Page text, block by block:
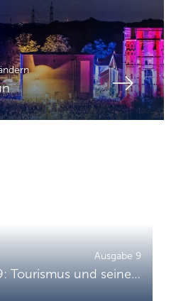
Ausgabe 9
Ausgabe 9: Tourismus und seine Wirkung